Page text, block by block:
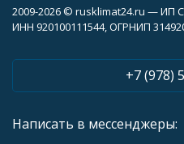
2009-2026 © rusklimat24.ru — ИП
ИНН 920100111544, ОГРНИП
+7 (978)
Написать в мессенджеры: